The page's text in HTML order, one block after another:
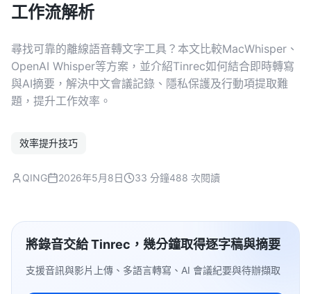
工作流解析
尋找可靠的離線語音轉文字工具？本文比較MacWhisper、
OpenAI Whisper等方案，並介紹Tinrec如何結合即時轉寫
與AI摘要，解決中文會議記錄、隱私保護及行動項提取難
題，提升工作效率。
效率提升技巧
QING 2026年5月8日 33 分鐘488 次閱讀
將錄音交給 Tinrec，幾分鐘取得逐字稿與摘要
支援音訊與影片上傳、多語言轉寫、AI 會議紀要與待辦擷取